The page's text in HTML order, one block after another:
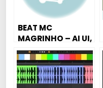
BEAT MC
MAGRINHO – AI UI,
QUE BUNDA (DJ
MIMO PROD.)
[BEAT MIL GRAU]